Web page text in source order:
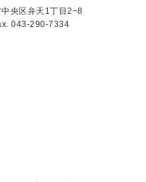
央区弁天1丁目2−8
043-290-7334